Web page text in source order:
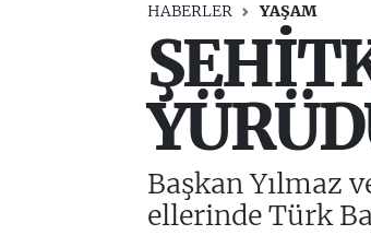
HABERLER YAŞAM
Başkan Yılmaz
ellerinde Türk
Trafik Durumu
Süper Lig Puan Durumu ve
Tüm Manşetler
Son Dakika Haberleri